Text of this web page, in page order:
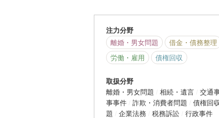
注力分野
離婚・男女問題
借金・債務整理
労働・雇用
債権回収
取扱分野
離婚・男女問題
相続・遺言
交通
事事件
詐欺・消費者問題
債権回
題
企業法務 税務訴訟 行政事件